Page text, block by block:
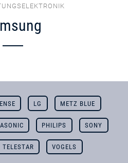
LG METZ BLUE
PHILIPS SONY
TELESTAR VOGELS